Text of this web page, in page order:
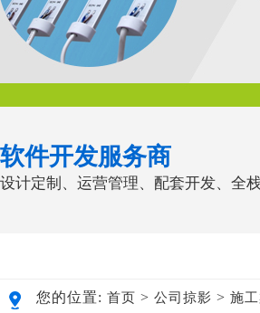
软件开发服务商
设计定制、运营管理、配套开发、全
您的位置: 首页 > 公司掠影 > 施工